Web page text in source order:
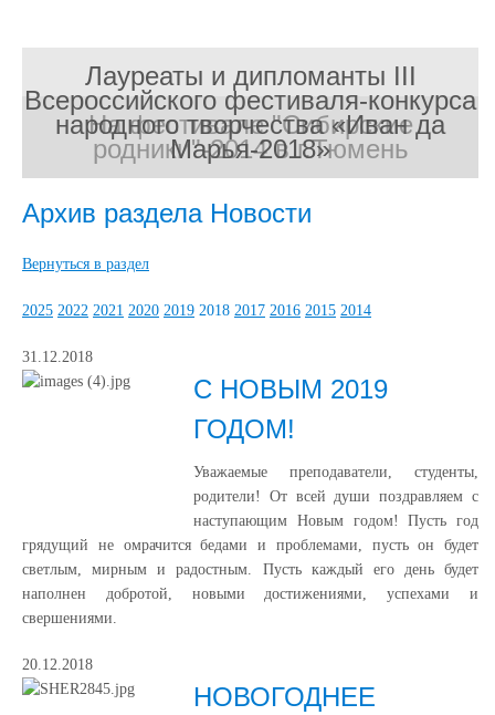
На фестивале "Сибирские
родники"-2014 в г.Тюмень
Лауреаты и дипломанты III
Всероссийского фестиваля-конкурса
народного творчества «Иван да
Марья-2018»
Архив раздела Новости
Вернуться в раздел
2025 2022 2021 2020 2019 2018 2017 2016 2015 2014
31.12.2018
С НОВЫМ 2019
ГОДОМ!
Уважаемые преподаватели, студенты,
родители! От всей души поздравляем с
наступающим Новым годом! Пусть год
грядущий не омрачится бедами и проблемами, пусть он будет
светлым, мирным и радостным. Пусть каждый его день будет
наполнен добротой, новыми достижениями, успехами и
свершениями.
20.12.2018
НОВОГОДНЕЕ